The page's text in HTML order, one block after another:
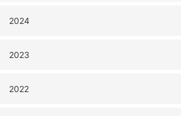
2024
2023
2022